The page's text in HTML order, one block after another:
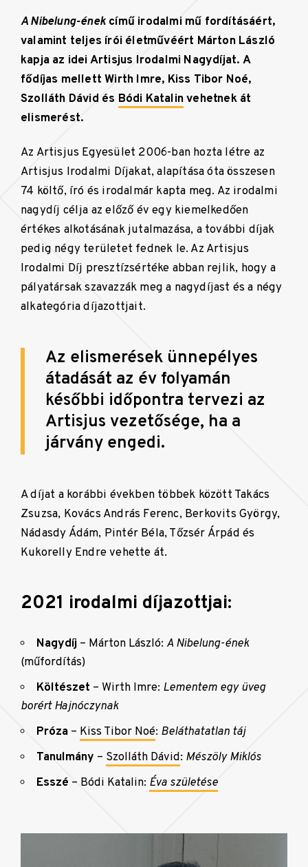
A Nibelung-énekcímű irodalmi mű fordításáért,
valamint teljes írói életművéért Márton László
kapja az idei Artisjus Irodalmi Nagydíjat. A
fődíjas mellett Wirth Imre, Kiss Tibor Noé,
Szolláth Dávid és Bódi Katalinvehetnek át
elismerést.
Az Artisjus Egyesület 2006-ban hozta létre az
Artisjus Irodalmi Díjakat, alapítása óta összesen
74 költő, író és irodalmár kapta meg. Az irodalmi
nagydíj célja az előző év egy kiemelkedően
értékes alkotásának jutalmazása, a további díjak
pedig négy területet fednek le. Az Artisjus
Irodalmi Díj presztízsértéke abban rejlik, hogy a
pályatársak szavazzák meg a nagydíjast és a négy
alkategória díjazottjait.
Az elismerések ünnepélyes
átadását az év folyamán
későbbi időpontra tervezi az
Artisjus vezetősége, ha a
járvány engedi.
A díjat a korábbi években többek között Takács
Zsuzsa, Kovács András Ferenc, Berkovits György,
Nádasdy Ádám, Pintér Béla, Tőzsér Árpád és
Kukorelly Endre vehette át.
2021 irodalmi díjazottjai:
Nagydíj – Márton László: A Nibelung-ének
(műfordítás)
Költészet – Wirth Imre: Lementem egy üveg
borért Hajnóczynak
Próza – Kiss Tibor Noé: Beláthatatlan táj
Tanulmány – Szolláth Dávid: Mészöly Miklós
Esszé – Bódi Katalin: Éva születése